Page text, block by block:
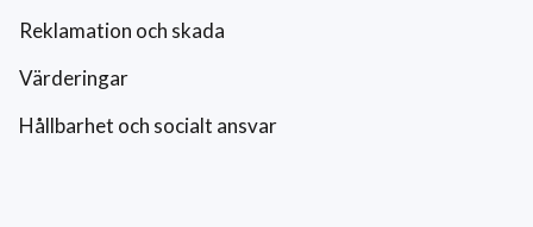
Reklamation och skada
Värderingar
Hållbarhet och socialt ansvar